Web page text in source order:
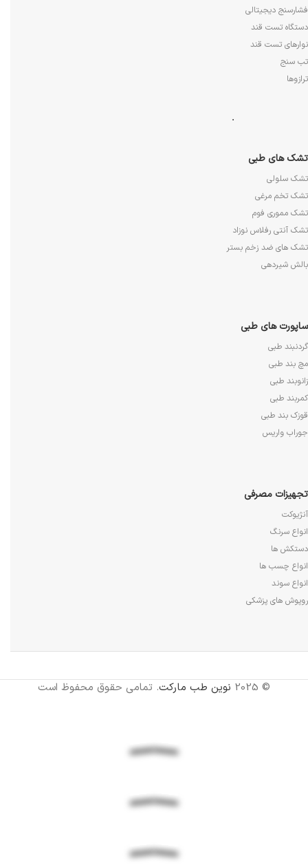
فشارسنج دیجیتالی
دستگاه تست قند
نوارهای تست قند
تب سنج
ترازوها
.
تشک های طبی
تشک سلولی
تشک تخم مرغی
تشک مموری فوم
تشک آنتی رفلاس نوزاد
تشک های ضد زخم بستر
بالش شیردهی
ساپورت های طبی
گردنبند طبی
مچ بند طبی
زانوبند طبی
کمربند طبی
قوزک بند طبی
جوراب واریس
تجهیزات مصرفی
آنژیوکت
انواع سرنگ
دستکش ها
انواع چسب ها
انواع سوند
روپوش های پزشکی
© 2025 نوین طب مارکت. تمامی حقوق محفوظ است